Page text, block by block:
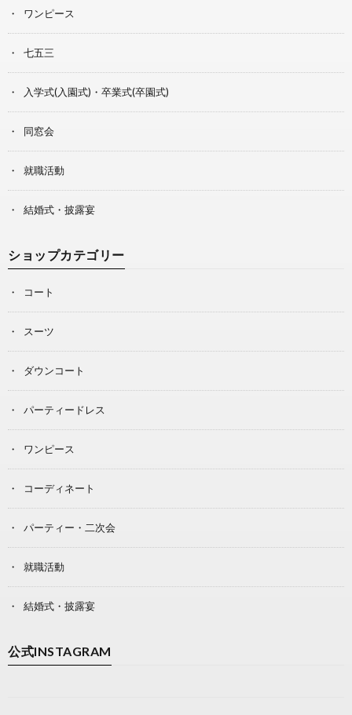
ワンピース
七五三
入学式(入園式)・卒業式(卒園式)
同窓会
就職活動
結婚式・披露宴
ショップカテゴリー
コート
スーツ
ダウンコート
パーティードレス
ワンピース
コーディネート
パーティー・二次会
就職活動
結婚式・披露宴
公式INSTAGRAM